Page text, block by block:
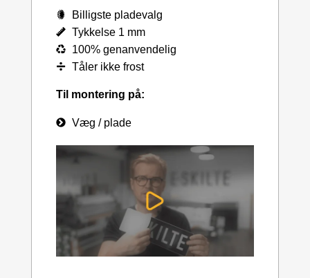
Billigste pladevalg
Tykkelse 1 mm
100% genanvendelig
Tåler ikke frost
Til montering på:
Væg / plade